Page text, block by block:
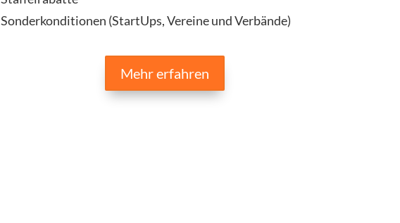
Sonderkonditionen (StartUps, Vereine und Verbände)
Mehr erfahren